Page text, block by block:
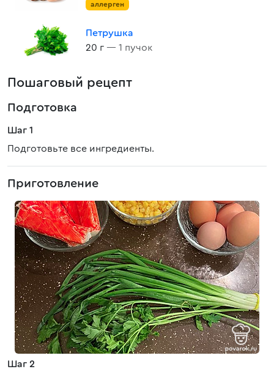
аллерген
Петрушка
20 г — 1 пучок
Пошаговый рецепт
Подготовка
Шаг 1
Подготовьте все ингредиенты.
Приготовление
Шаг 2